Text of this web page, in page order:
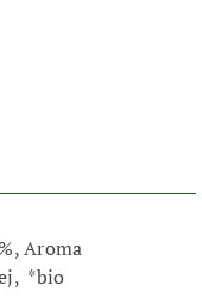
Aroma
*bio